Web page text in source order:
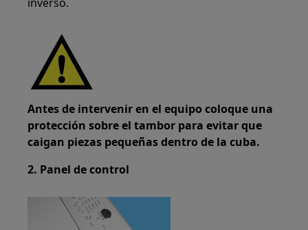
Antes de intervenir en el equipo coloque una
protección sobre el tambor para evitar que
caigan piezas pequeñas dentro de la cuba.
2. Panel de control